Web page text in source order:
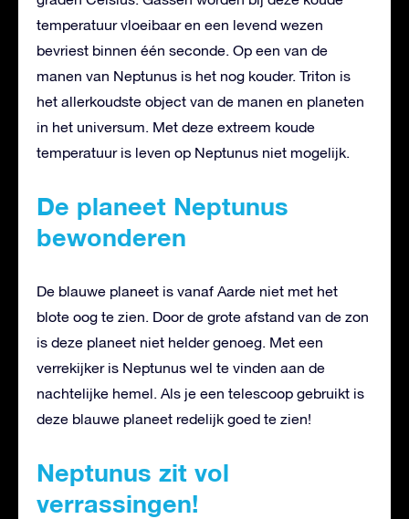
temperatuur vloeibaar en een levend wezen
bevriest binnen één seconde. Op een van de
manen van Neptunus is het nog kouder. Triton is
het allerkoudste object van de manen en planeten
in het universum. Met deze extreem koude
temperatuur is leven op Neptunus niet mogelijk.
De planeet Neptunus
bewonderen
De blauwe planeet is vanaf Aarde niet met het
blote oog te zien. Door de grote afstand van de zon
is deze planeet niet helder genoeg. Met een
verrekijker is Neptunus wel te vinden aan de
nachtelijke hemel. Als je een telescoop gebruikt is
deze blauwe planeet redelijk goed te zien!
Neptunus zit vol
verrassingen!